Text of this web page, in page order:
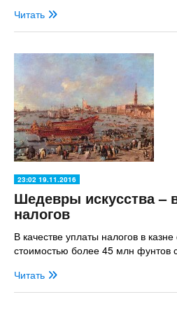
Читать
23:02 19.11.2016
Шедевры искусства –
налогов
В качестве уплаты налогов в
стоимостью более 45 млн фунтов
Читать